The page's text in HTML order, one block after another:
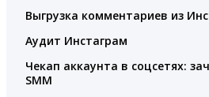
Выгрузка комментариев из
Аудит Инстаграм
Чекап аккаунта в соцсетях:
SMM